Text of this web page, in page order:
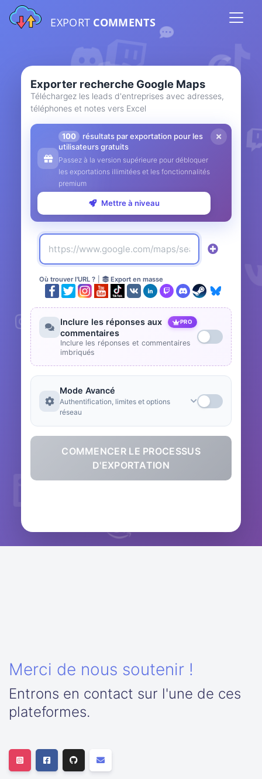
EXPORT COMMENTS
Exporter recherche Google Maps
Téléchargez les leads d'entreprises avec adresses,
téléphones et notes vers Excel
100
résultats par exportation pour les
utilisateurs gratuits
Passez à la version supérieure pour débloquer
les exportations illimitées et les fonctionnalités
premium
Mettre à niveau
Où trouver l'URL ? Export en masse
Inclure les réponses aux
commentaires
PRO
Inclure les réponses et commentaires
imbriqués
Mode Avancé
Authentification, limites et options
réseau
COMMENCER LE PROCESSUS
D'EXPORTATION
Merci de nous soutenir !
Entrons en contact sur l'une de ces
plateformes.